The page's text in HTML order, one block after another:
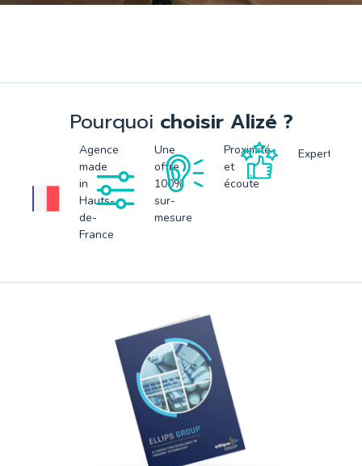
Pourquoi choisir Alizé ?
Agence
made
in
Hauts-
de-
France
Une
offre
100%
sur-
mesure
Proximité
et
écoute
Expertise